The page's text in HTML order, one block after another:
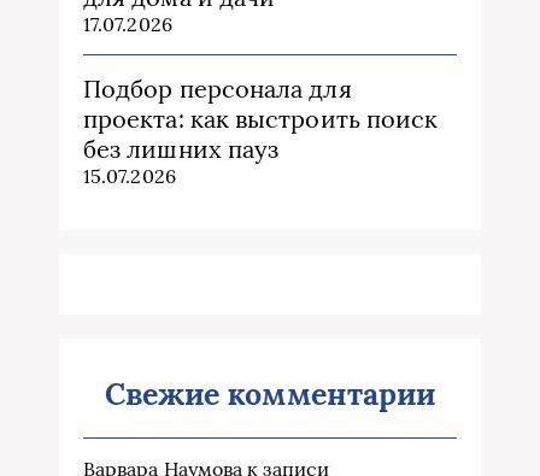
17.07.2026
Подбор персонала для
проекта: как выстроить поиск
без лишних пауз
15.07.2026
Свежие комментарии
Варвара Наумова к записи